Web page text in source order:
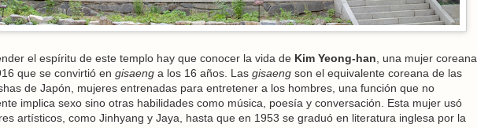
el espíritu de este templo hay que conocer la vida de Kim Yeong-han , una mujer coreana
que se convirtió en gisaeng a los 16 años. Las gisaeng son el equivalente coreana de las
de Japón, mujeres entrenadas para entretener a los hombres, una función que no
implica sexo sino otras habilidades como música, poesía y conversación. Esta mujer usó
artísticos, como Jinhyang y Jaya, hasta que en 1953 se graduó en literatura inglesa por la